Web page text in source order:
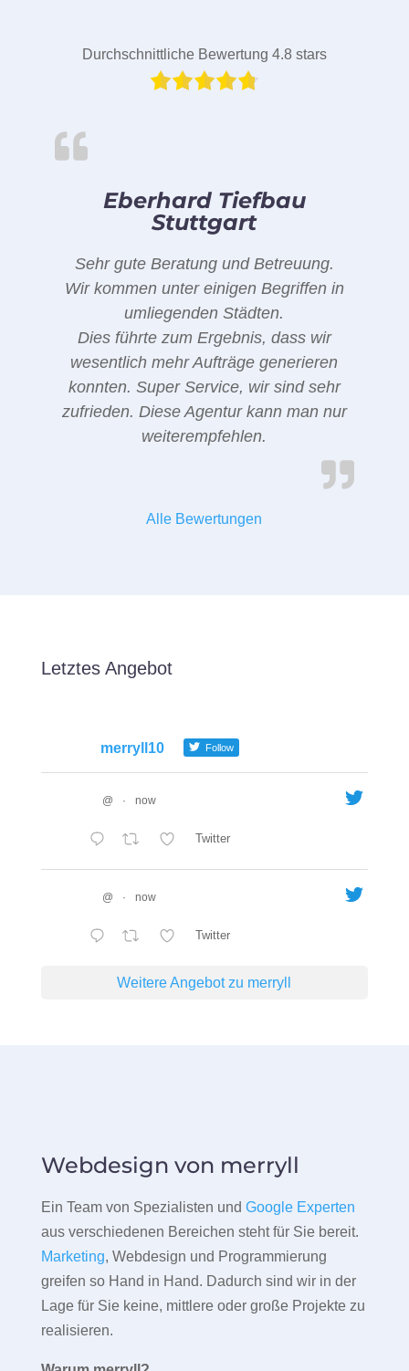
Durchschnittliche Bewertung 4.8 stars
Eberhard Tiefbau
Stuttgart
Sehr gute Beratung und Betreuung.
Wir kommen unter einigen Begriffen in
umliegenden Städten.
Dies führte zum Ergebnis, dass wir
wesentlich mehr Aufträge generieren
konnten. Super Service, wir sind sehr
zufrieden. Diese Agentur kann man nur
weiterempfehlen.
Alle Bewertungen
Letztes Angebot
merryll10 Follow
@ · now
Twitter
@ · now
Twitter
Weitere Angebot zu merryll
Webdesign von merryll
Ein Team von Spezialisten und Google Experten
aus verschiedenen Bereichen steht für Sie bereit.
Marketing, Webdesign und Programmierung
greifen so Hand in Hand. Dadurch sind wir in der
Lage für Sie keine, mittlere oder große Projekte zu
realisieren.